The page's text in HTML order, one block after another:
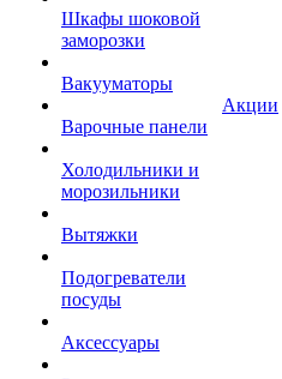
Шкафы шоковой
заморозки
Вакууматоры
Варочные панели
Холодильники и
морозильники
Вытяжки
Подогреватели
посуды
Аксессуары
Акции